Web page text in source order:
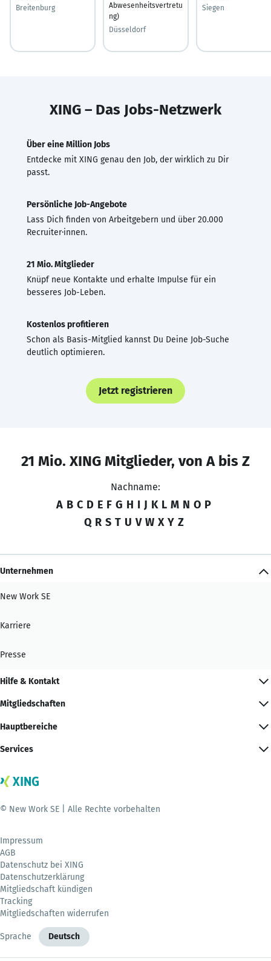
Breitenburg
Abwesenheitsvertretu
ng)
Düsseldorf
Siegen
XING – Das Jobs-Netzwerk
Über eine Million Jobs
Entdecke mit XING genau den Job, der wirklich zu Dir
passt.
Persönliche Job-Angebote
Lass Dich finden von Arbeitgebern und über 20.000
Recruiter·innen.
21 Mio. Mitglieder
Knüpf neue Kontakte und erhalte Impulse für ein
besseres Job-Leben.
Kostenlos profitieren
Schon als Basis-Mitglied kannst Du Deine Job-Suche
deutlich optimieren.
Jetzt registrieren
21 Mio. XING Mitglieder, von A bis Z
Nachname:
A B C D E F G H I J K L M N O P
Q R S T U V W X Y Z
Unternehmen
New Work SE
Karriere
Presse
Hilfe & Kontakt
Mitgliedschaften
Hauptbereiche
Services
© New Work SE | Alle Rechte vorbehalten
Impressum
AGB
Datenschutz bei XING
Datenschutzerklärung
Mitgliedschaft kündigen
Tracking
Mitgliedschaften widerrufen
Sprache Deutsch